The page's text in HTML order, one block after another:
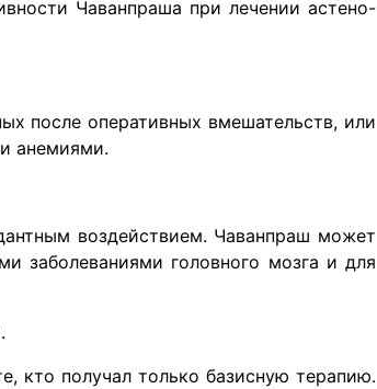
Чаванпраша при лечении астено-
после оперативных вмешательств, или
анемиями.
воздействием. Чаванпраш может
заболеваниями головного мозга и для
кто получал только базисную те­рапию.